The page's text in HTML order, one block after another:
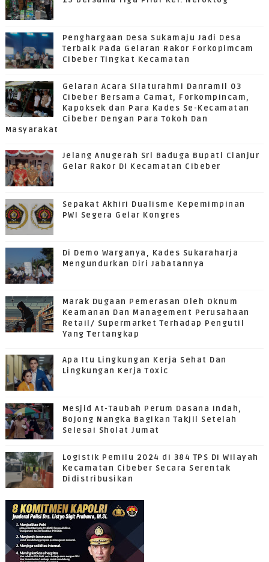
Penghargaan Desa Sukamaju Jadi Desa
Terbaik Pada Gelaran Rakor Forkopimcam
Cibeber Tingkat Kecamatan
Gelaran Acara Silaturahmi Danramil 03
Cibeber Bersama Camat, Forkompincam,
Kapoksek dan Para Kades Se-Kecamatan
Cibeber Dengan Para Tokoh Dan
Masyarakat
Jelang Anugerah Sri Baduga Bupati Cianjur
Gelar Rakor Di Kecamatan Cibeber
Sepakat Akhiri Dualisme Kepemimpinan
PWI Segera Gelar Kongres
Di Demo Warganya, Kades Sukaraharja
Mengundurkan Diri Jabatannya
Marak Dugaan Pemerasan Oleh Oknum
Keamanan Dan Management Perusahaan
Retail/ Supermarket Terhadap Pengutil
Yang Tertangkap
Apa Itu Lingkungan Kerja Sehat Dan
Lingkungan Kerja Toxic
Mesjid At-Taubah Perum Dasana Indah,
Bojong Nangka Bagikan Takjil Setelah
Selesai Sholat Jumat
Logistik Pemilu 2024 di 384 TPS Di Wilayah
Kecamatan Cibeber Secara Serentak
Didistribusikan